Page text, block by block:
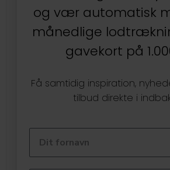
og vær automatisk
månedlige
gavekort på
Få samtidig inspiration,
tilbud direkte i